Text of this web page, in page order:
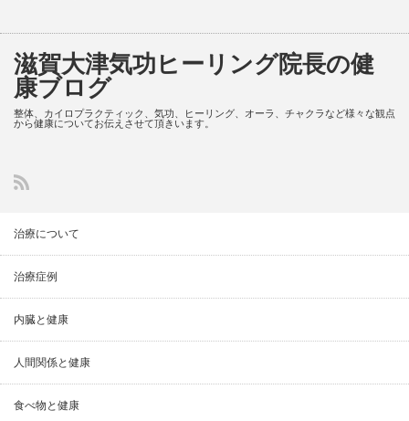
滋賀大津気功ヒーリング院長の健
康ブログ
整体、カイロプラクティック、気功、ヒーリング、オーラ、チャクラなど様々な観点
から健康についてお伝えさせて頂きいます。
治療について
治療症例
内臓と健康
人間関係と健康
食べ物と健康